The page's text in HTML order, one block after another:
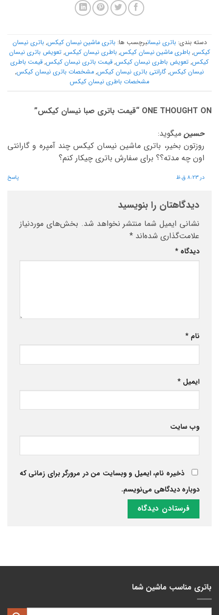
دسته بندی:باتری نیسانبرچسب ها:باتری ماشین نیسان کیکس,باتری نیسان
کیکس,باطری ماشین نیسان کیکس,باطری نیسان کیکس,تعویض باتری نیسان
کیکس, تعویض باطری نیسان کیکس, قیمت باتری نیسان کیکس, قیمت باطری
نیسان کیکس, گارانتی باتری نیسان کیکس, مشخصات باتری نیسان کیکس,
مشخصات باطری نیسان کیکس
ONE THOUGHT ON “ قیمت باتری صبا نیسان کیکس”
حسین میگوید:
روزتون بخیر، باتری ماشین نیسان کیکس چند آمپره و گارانتی
اون چه مدته؟؟ برای سفارش باتری چیکار کنم؟
در 8:23 ق.ظ پاسخ
دیدگاهتان را بنویسید
نشانی ایمیل شما منتشر نخواهد شد. بخش‌های موردنیاز
علامت‌گذاری شده‌اند *
دیدگاه *
نام *
ایمیل *
وب‌ سایت
ذخیره نام، ایمیل و وبسایت من در مرورگر برای زمانی که
دوباره دیدگاهی می‌نویسم.
باتری مناسب ماشین شما